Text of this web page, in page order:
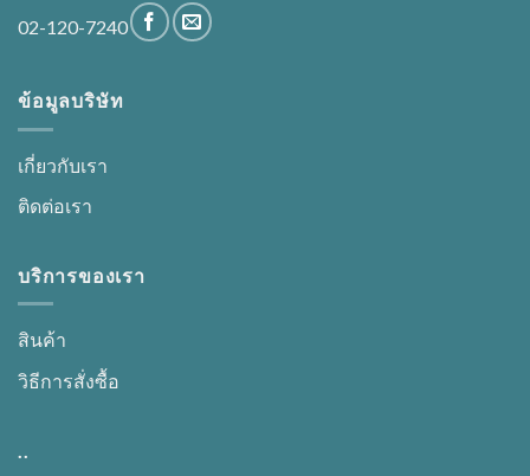
02-120-7240
ข้อมูลบริษัท
เกี่ยวกับเรา
ติดต่อเรา
บริการของเรา
สินค้า
วิธีการสั่งซื้อ